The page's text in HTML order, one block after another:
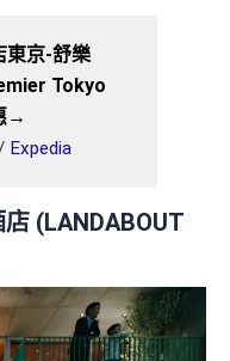
東京-舒樂
Tokyo
→
Expedia
(LANDABOUT